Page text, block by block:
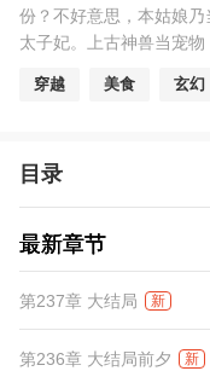
份？不好意思，本姑娘
太子妃。上古神兽当宠
下面具美死你。至于身
穿越 美食 玄幻
目录
最新章节
第237章 大结局 新
第236章 大结局前夕 新